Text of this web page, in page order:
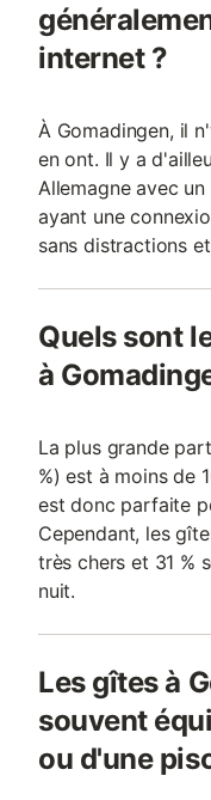
internet ?
À Gomadingen, il
en ont. Il y a
Allemagne avec
ayant une
sans distractions
Quels sont
à
La plus grande
%) est à moins de
est donc parfaite
Cependant, les
très chers et 31 %
nuit.
Les gîtes à
souvent
ou d'une